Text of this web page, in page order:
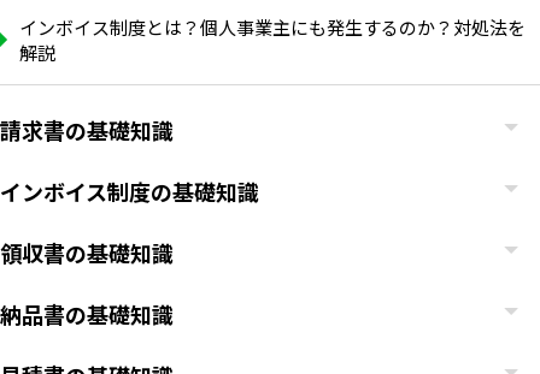
インボイス制度とは？個人事業主にも発生するのか？対処法を
解説
請求書の基礎知識
インボイス制度の基礎知識
領収書の基礎知識
納品書の基礎知識